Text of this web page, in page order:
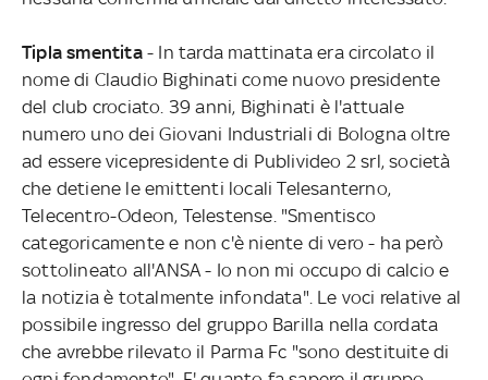
Tipla smentita- In tarda mattinata era circolato il
nome di Claudio Bighinati come nuovo presidente
del club crociato. 39 anni, Bighinati è l'attuale
numero uno dei Giovani Industriali di Bologna oltre
ad essere vicepresidente di Publivideo 2 srl, società
che detiene le emittenti locali Telesanterno,
Telecentro-Odeon, Telestense. "Smentisco
categoricamente e non c'è niente di vero - ha però
sottolineato all'ANSA - Io non mi occupo di calcio e
la notizia è totalmente infondata". Le voci relative al
possibile ingresso del gruppo Barilla nella cordata
che avrebbe rilevato il Parma Fc "sono destituite di